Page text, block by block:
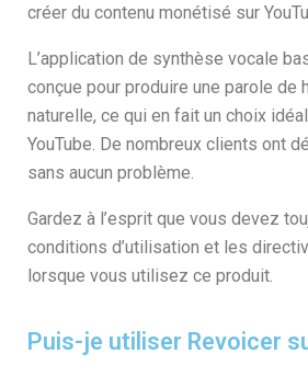
créer du contenu monétisé sur
L’application de synthèse vocale
conçue pour produire une parole de
naturelle, ce qui en fait un choix
YouTube. De nombreux clients ont
sans aucun problème.
Gardez à l’esprit que vous devez
conditions d’utilisation et les
lorsque vous utilisez ce produit.
Puis-je utiliser Revoicer